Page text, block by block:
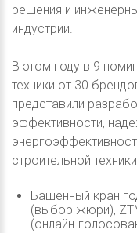
решения и
индустрии.
В этом году в 9
техники от 30
представили
эффективности,
строительной
Башенный кран
(выбор жюри),
(онлайн-